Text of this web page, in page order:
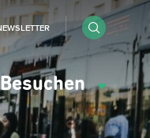
Besuchen